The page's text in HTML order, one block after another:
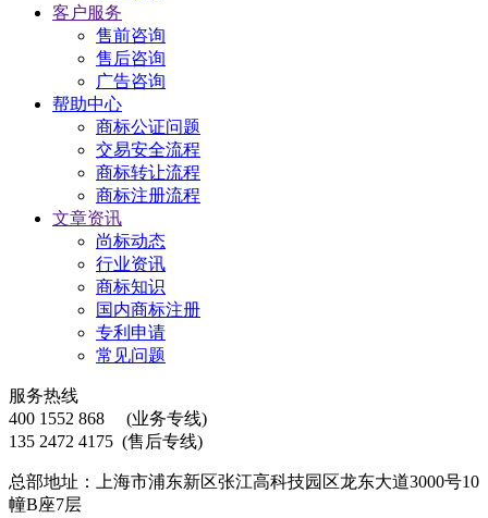
客户服务
售前咨询
售后咨询
广告咨询
帮助中心
商标公证问题
交易安全流程
商标转让流程
商标注册流程
文章资讯
尚标动态
行业资讯
商标知识
国内商标注册
专利申请
常见问题
服务热线
400 1552 868
(业务专线)
135 2472 4175 (售后专线)
总部地址：上海市浦东新区张江高科技园区龙东大道3000号10
幢B座7层